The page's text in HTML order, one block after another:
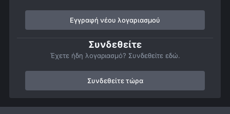
Εγγραφή νέου λογαριασμού
Συνδεθείτε
Έχετε ήδη λογαριασμό? Συνδεθείτε εδώ.
Συνδεθείτε τώρα